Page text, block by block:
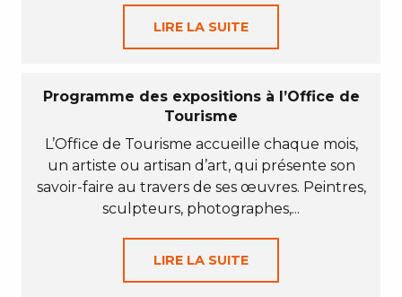
LIRE LA SUITE
Programme des expositions à l’Office de
Tourisme
L’Office de Tourisme accueille chaque mois,
un artiste ou artisan d’art, qui présente son
savoir-faire au travers de ses œuvres. Peintres,
sculpteurs, photographes,...
LIRE LA SUITE